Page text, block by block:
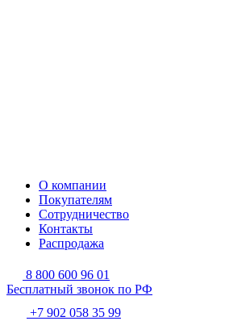
О компании
Покупателям
Сотрудничество
Контакты
Распродажа
8 800 600 96 01
Бесплатный звонок по РФ
+7 902 058 35 99